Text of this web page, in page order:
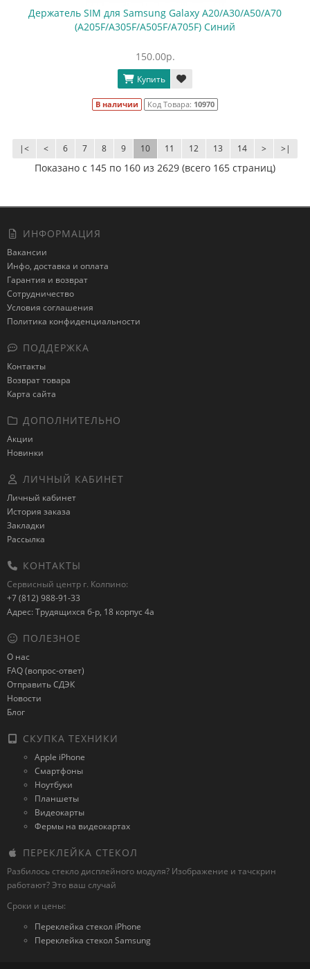
Держатель SIM для Samsung Galaxy A20/A30/A50/A70
(A205F/A305F/A505F/A705F) Синий
150.00р.
Купить
В наличии Код Товара: 10970
|< < 6 7 8 9 10 11 12 13 14 > >|
Показано с 145 по 160 из 2629 (всего 165 страниц)
ИНФОРМАЦИЯ
Вакансии
Инфо, доставка и оплата
Гарантия и возврат
Сотрудничество
Условия соглашения
Политика конфиденциальности
ПОДДЕРЖКА
Контакты
Возврат товара
Карта сайта
ДОПОЛНИТЕЛЬНО
Акции
Новинки
ЛИЧНЫЙ КАБИНЕТ
Личный кабинет
История заказа
Закладки
Рассылка
КОНТАКТЫ
Сервисный центр г. Колпино:
+7 (812) 988-91-33
Адрес: Трудящихся б-р, 18 корпус 4а
ПОЛЕЗНОЕ
О нас
FAQ (вопрос-ответ)
Отправить СДЭК
Новости
Блог
СКУПКА ТЕХНИКИ
Apple iPhone
Смартфоны
Ноутбуки
Планшеты
Видеокарты
Фермы на видеокартах
ПЕРЕКЛЕЙКА СТЕКОЛ
Разбилось стекло дисплейного модуля? Изображение и тачскрин
работают? Это ваш случай
Сроки и цены:
Переклейка стекол iPhone
Переклейка стекол Samsung